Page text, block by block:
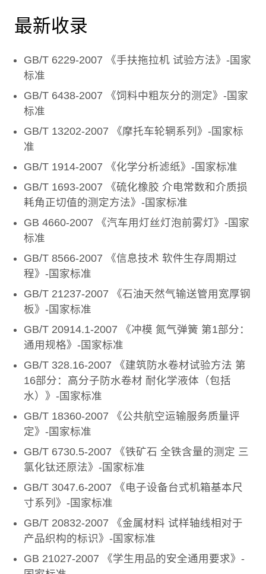
最新收录
GB/T 6229-2007 《手扶拖拉机 试验方法》-国家
标准
GB/T 6438-2007 《饲料中粗灰分的测定》-国家
标准
GB/T 13202-2007 《摩托车轮辋系列》-国家标
准
GB/T 1914-2007 《化学分析滤纸》-国家标准
GB/T 1693-2007 《硫化橡胶 介电常数和介质损
耗角正切值的测定方法》-国家标准
GB 4660-2007 《汽车用灯丝灯泡前雾灯》-国家
标准
GB/T 8566-2007 《信息技术 软件生存周期过
程》-国家标准
GB/T 21237-2007 《石油天然气输送管用宽厚钢
板》-国家标准
GB/T 20914.1-2007 《冲模 氮气弹簧 第1部分：
通用规格》-国家标准
GB/T 328.16-2007 《建筑防水卷材试验方法 第
16部分：高分子防水卷材 耐化学液体（包括
水）》-国家标准
GB/T 18360-2007 《公共航空运输服务质量评
定》-国家标准
GB/T 6730.5-2007 《铁矿石 全铁含量的测定 三
氯化钛还原法》-国家标准
GB/T 3047.6-2007 《电子设备台式机箱基本尺
寸系列》-国家标准
GB/T 20832-2007 《金属材料 试样轴线相对于
产品织构的标识》-国家标准
GB 21027-2007 《学生用品的安全通用要求》-